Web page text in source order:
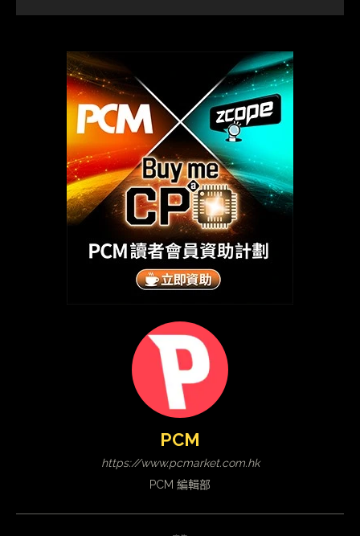
PCM
https://www.pcmarket.com.hk
PCM 編輯部